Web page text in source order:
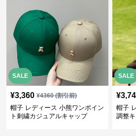
SALE
¥3,360 ¥4360(割引前)
帽子 レディース 小熊ワンポイン
ト刺繍カジュアルキャップ
SALE
¥
帽子
調整